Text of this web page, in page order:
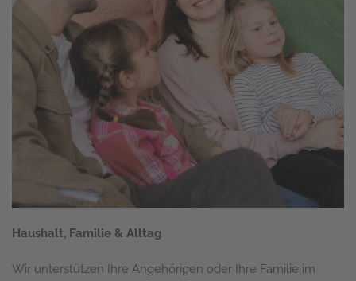
Haushalt, Familie & Alltag
Wir unterstützen Ihre Angehörigen oder Ihre Familie im